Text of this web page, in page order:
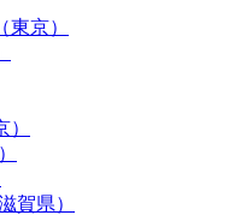
京）
賀県）